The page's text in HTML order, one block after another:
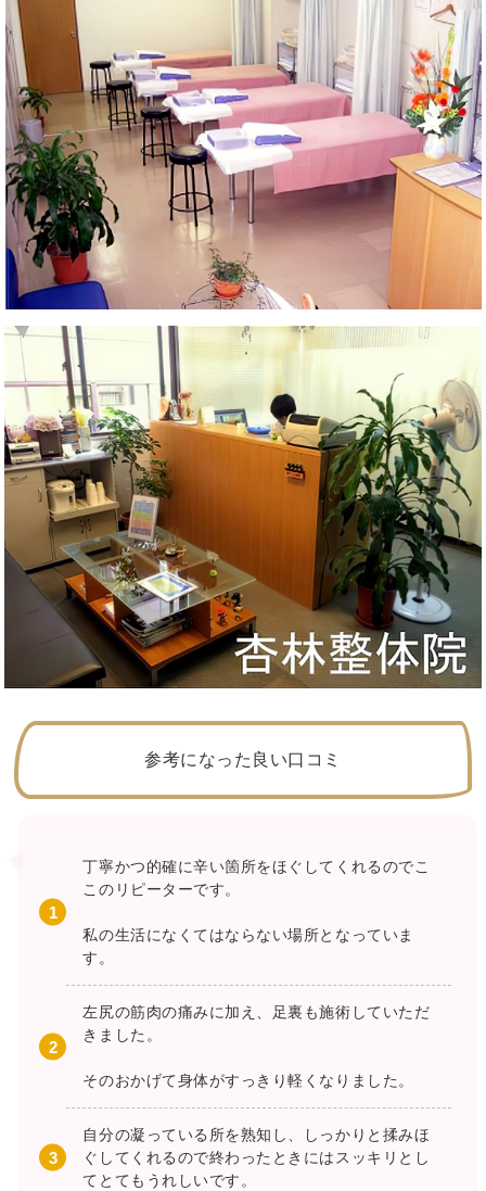
参考になった良い口コミ
丁寧かつ的確に辛い箇所をほぐしてくれるのでこ
このリピーターです。
私の生活になくてはならない場所となっていま
す。
左尻の筋肉の痛みに加え、足裏も施術していただ
きました。
そのおかげて身体がすっきり軽くなりました。
自分の凝っている所を熟知し、しっかりと揉みほ
ぐしてくれるので終わったときにはスッキリとし
てとてもうれしいです。